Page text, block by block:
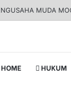
MUDA
HOME HUKUM